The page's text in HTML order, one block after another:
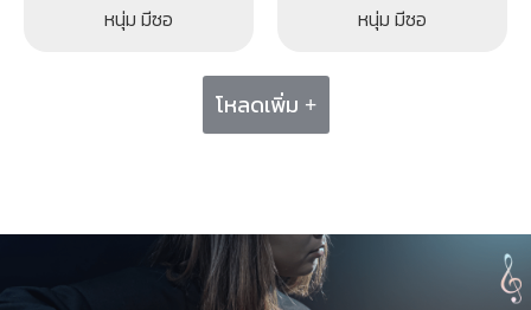
หนุ่ม มีซอ หนุ่ม มีซอ
โหลดเพิ่ม +